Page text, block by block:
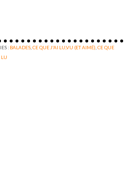
: BALADES ,CE QUE J'AI LU,VU (ET AIMÉ) ,CE QUE
LU